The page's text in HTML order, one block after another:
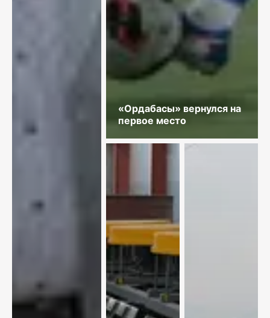
«Ордабасы» вернулся на
первое место